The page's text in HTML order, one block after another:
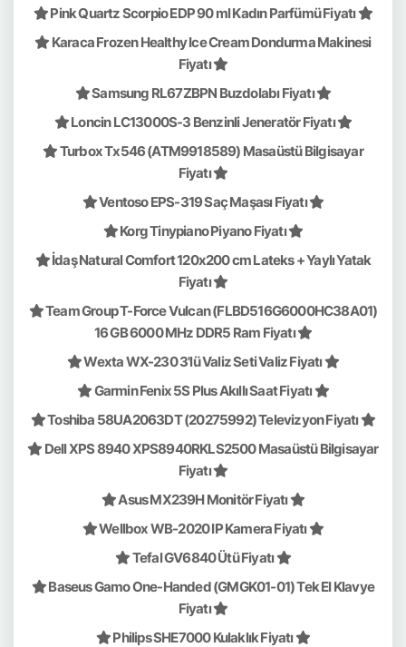
Pink Quartz Scorpio EDP 90 ml Kadın Parfümü Fiyatı
Karaca Frozen Healthy Ice Cream Dondurma Makinesi
Fiyatı
Samsung RL67ZBPN Buzdolabı Fiyatı
Loncin LC13000S-3 Benzinli Jeneratör Fiyatı
Turbox Tx546 (ATM9918589) Masaüstü Bilgisayar
Fiyatı
Ventoso EPS-319 Saç Maşası Fiyatı
Korg Tinypiano Piyano Fiyatı
İdaş Natural Comfort 120x200 cm Lateks + Yaylı Yatak
Fiyatı
Team Group T-Force Vulcan (FLBD516G6000HC38A01)
16 GB 6000 MHz DDR5 Ram Fiyatı
Wexta WX-230 3'lü Valiz Seti Valiz Fiyatı
Garmin Fenix 5S Plus Akıllı Saat Fiyatı
Toshiba 58UA2063DT (20275992) Televizyon Fiyatı
Dell XPS 8940 XPS8940RKLS2500 Masaüstü Bilgisayar
Fiyatı
Asus MX239H Monitör Fiyatı
Wellbox WB-2020 IP Kamera Fiyatı
Tefal GV6840 Ütü Fiyatı
Baseus Gamo One-Handed (GMGK01-01) Tek El Klavye
Fiyatı
Philips SHE7000 Kulaklık Fiyatı